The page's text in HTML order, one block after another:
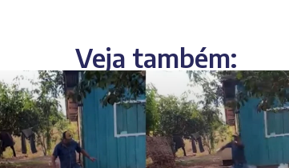
Veja também: